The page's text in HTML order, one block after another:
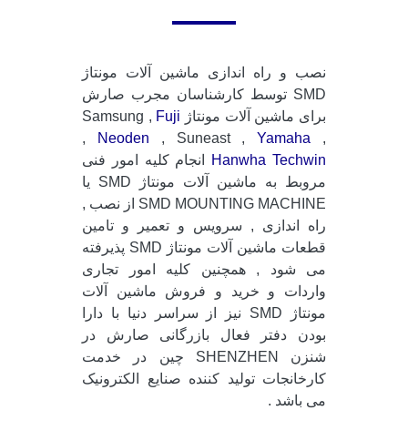
نصب و راه اندازی ماشین آلات مونتاژ
SMD توسط کارشناسان مجرب صارش
برای ماشین آلات مونتاژ Samsung , Fuji
,Neoden , Suneast ,Yamaha
Hanwha Techwinانجام کلیه امور فنی
مروبط به ماشین آلات مونتاژ SMD یا
SMD MOUNTING MACHINE از نصب ,
راه اندازی , سرویس و تعمیر و تامین
قطعات ماشین آلات مونتاژ SMD پذیرفته
می شود , همچنین کلیه امور تجاری
واردات و خرید و فروش ماشین آلات
مونتاژ SMD نیز از سراسر دنیا با دارا
بودن دفتر فعال بازرگانی صارش در
شنزن SHENZHEN چین در خدمت
کارخانجات تولید کننده صنایع الکترونیک
می باشد .